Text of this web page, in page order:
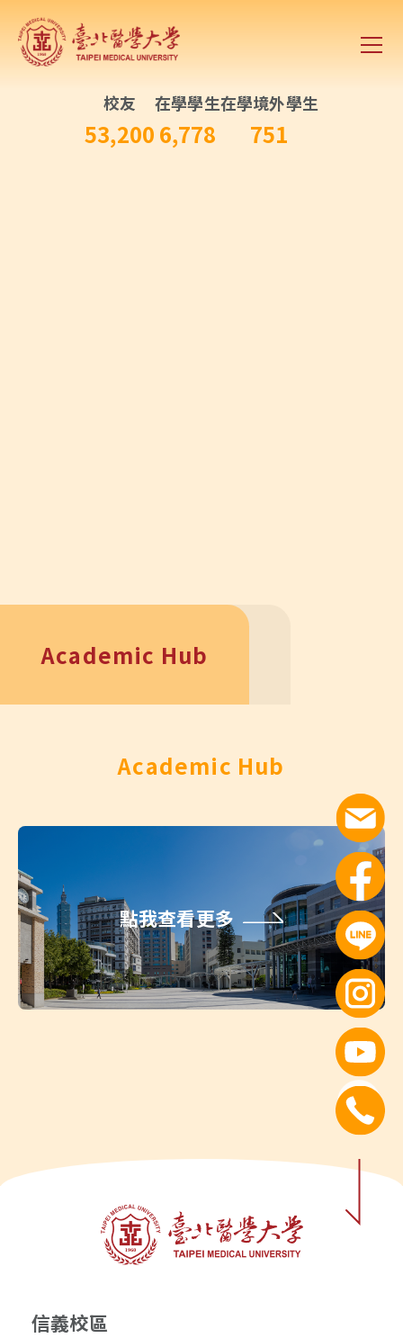
校友
53,200
在學學生
6,778
在學境外學生
751
Academic Hub
Academic Hub
點我查看更多
信義校區